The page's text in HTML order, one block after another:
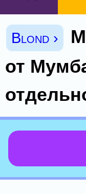
Blond ›
от